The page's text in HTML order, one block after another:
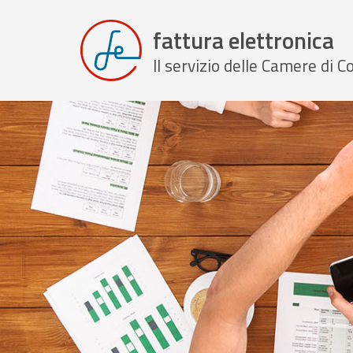
fattura elettronica
Il servizio delle Camere di